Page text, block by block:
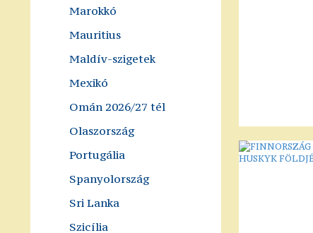
Marokkó
Mauritius
Maldív-szigetek
Mexikó
Omán 2026/27 tél
Olaszország
Portugália
Spanyolország
Sri Lanka
Szicília